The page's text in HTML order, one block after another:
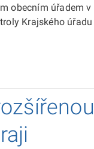
obecním úřadem v
Krajského úřadu